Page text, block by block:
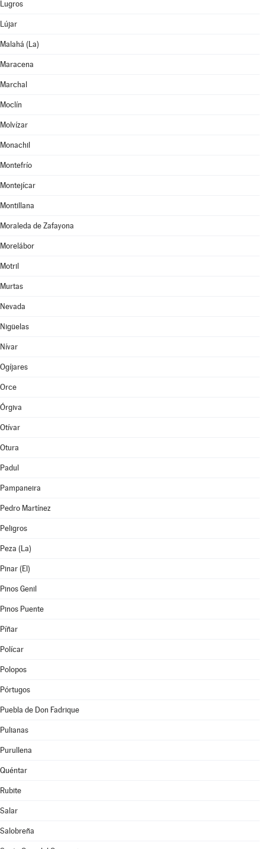
Lugros
Lújar
Malahá (La)
Maracena
Marchal
Moclín
Molvízar
Monachil
Montefrío
Montejícar
Montillana
Moraleda de Zafayona
Morelábor
Motril
Murtas
Nevada
Nigüelas
Nívar
Ogíjares
Orce
Órgiva
Otívar
Otura
Padul
Pampaneira
Pedro Martínez
Peligros
Peza (La)
Pinar (El)
Pinos Genil
Pinos Puente
Píñar
Polícar
Polopos
Pórtugos
Puebla de Don Fadrique
Pulianas
Purullena
Quéntar
Rubite
Salar
Salobreña